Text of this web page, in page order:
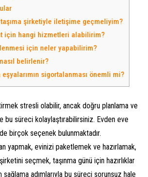
şirketiyle iletişime geçmeliyim?
için hangi hizmetleri alabilirim?
için neler yapabilirim?
belirlenir?
eşyalarımın sigortalanması önemli mi?
stresli olabilir, ancak doğru planlama ve
süreci kolaylaştırabilirsiniz. Evden eve
birçok seçenek bulunmaktadır.
yapmak, evinizi paketlemek ve hazırlamak,
seçmek, taşınma günü için hazırlıklar
adımlarıyla bu süreci sorunsuz hale